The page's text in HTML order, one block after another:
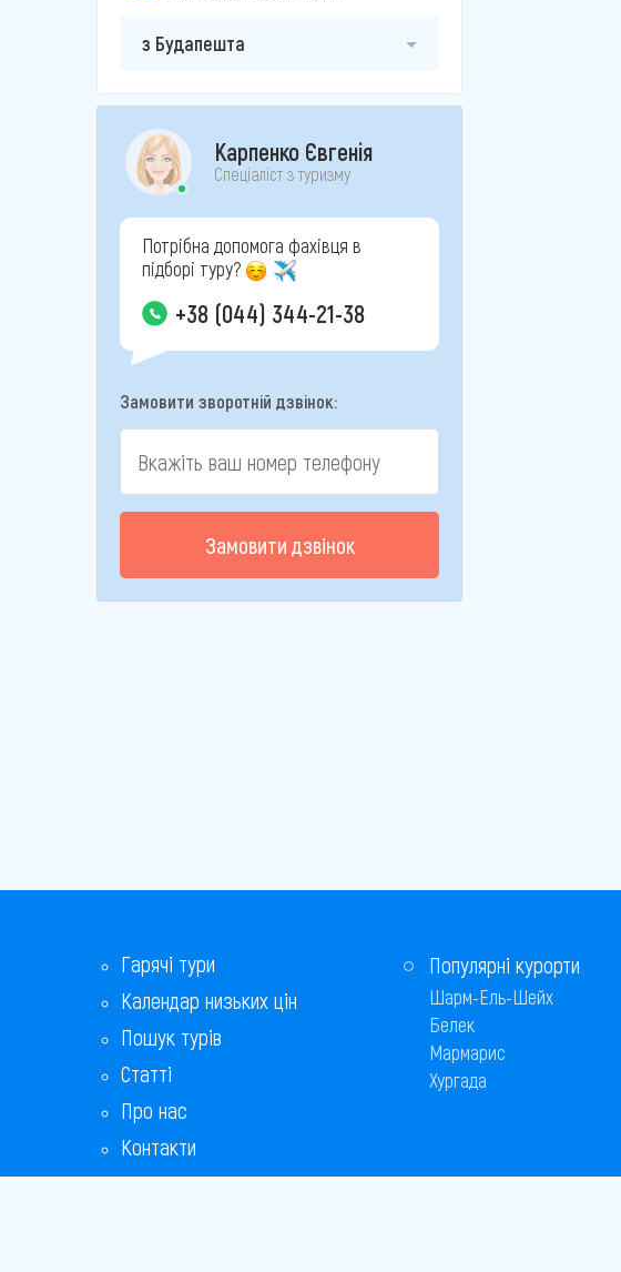
з Будапешта
Карпенко Євгенія
Спеціаліст з туризму
Потрібна допомога фахівця в
підборі туру?
+38 (044) 344-21-38
Замовити зворотній дзвінок:
Замовити дзвінок
Гарячі тури
Календар низьких цін
Пошук турів
Статті
Про нас
Контакти
Бонусна програма
Популярні курорти
Шарм-Ель-Шейх
Белек
Мармарис
Хургада